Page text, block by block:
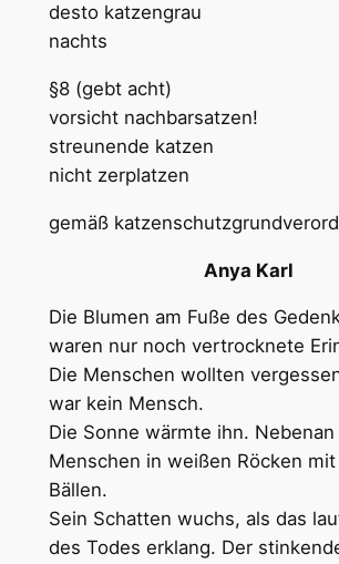
desto katzengrau
nachts
§8 (gebt acht)
vorsicht nachbarsatzen!
streunende katzen
nicht zerplatzen
gemäß
Anya Karl
Die Blumen am Fuße des
waren nur noch vertrocknete
Die Menschen wollten
war kein Mensch.
Die Sonne wärmte ihn.
Menschen in weißen Röcken
Bällen.
Sein Schatten wuchs, als das
des Todes erklang. Der